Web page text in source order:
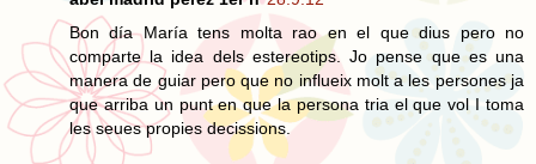
Bon día María tens molta rao en el que dius pero no
comparte la idea dels estereotips. Jo pense que es una
manera de guiar pero que no influeix molt a les persones ja
que arriba un punt en que la persona tria el que vol I toma
les seues propies decissions.